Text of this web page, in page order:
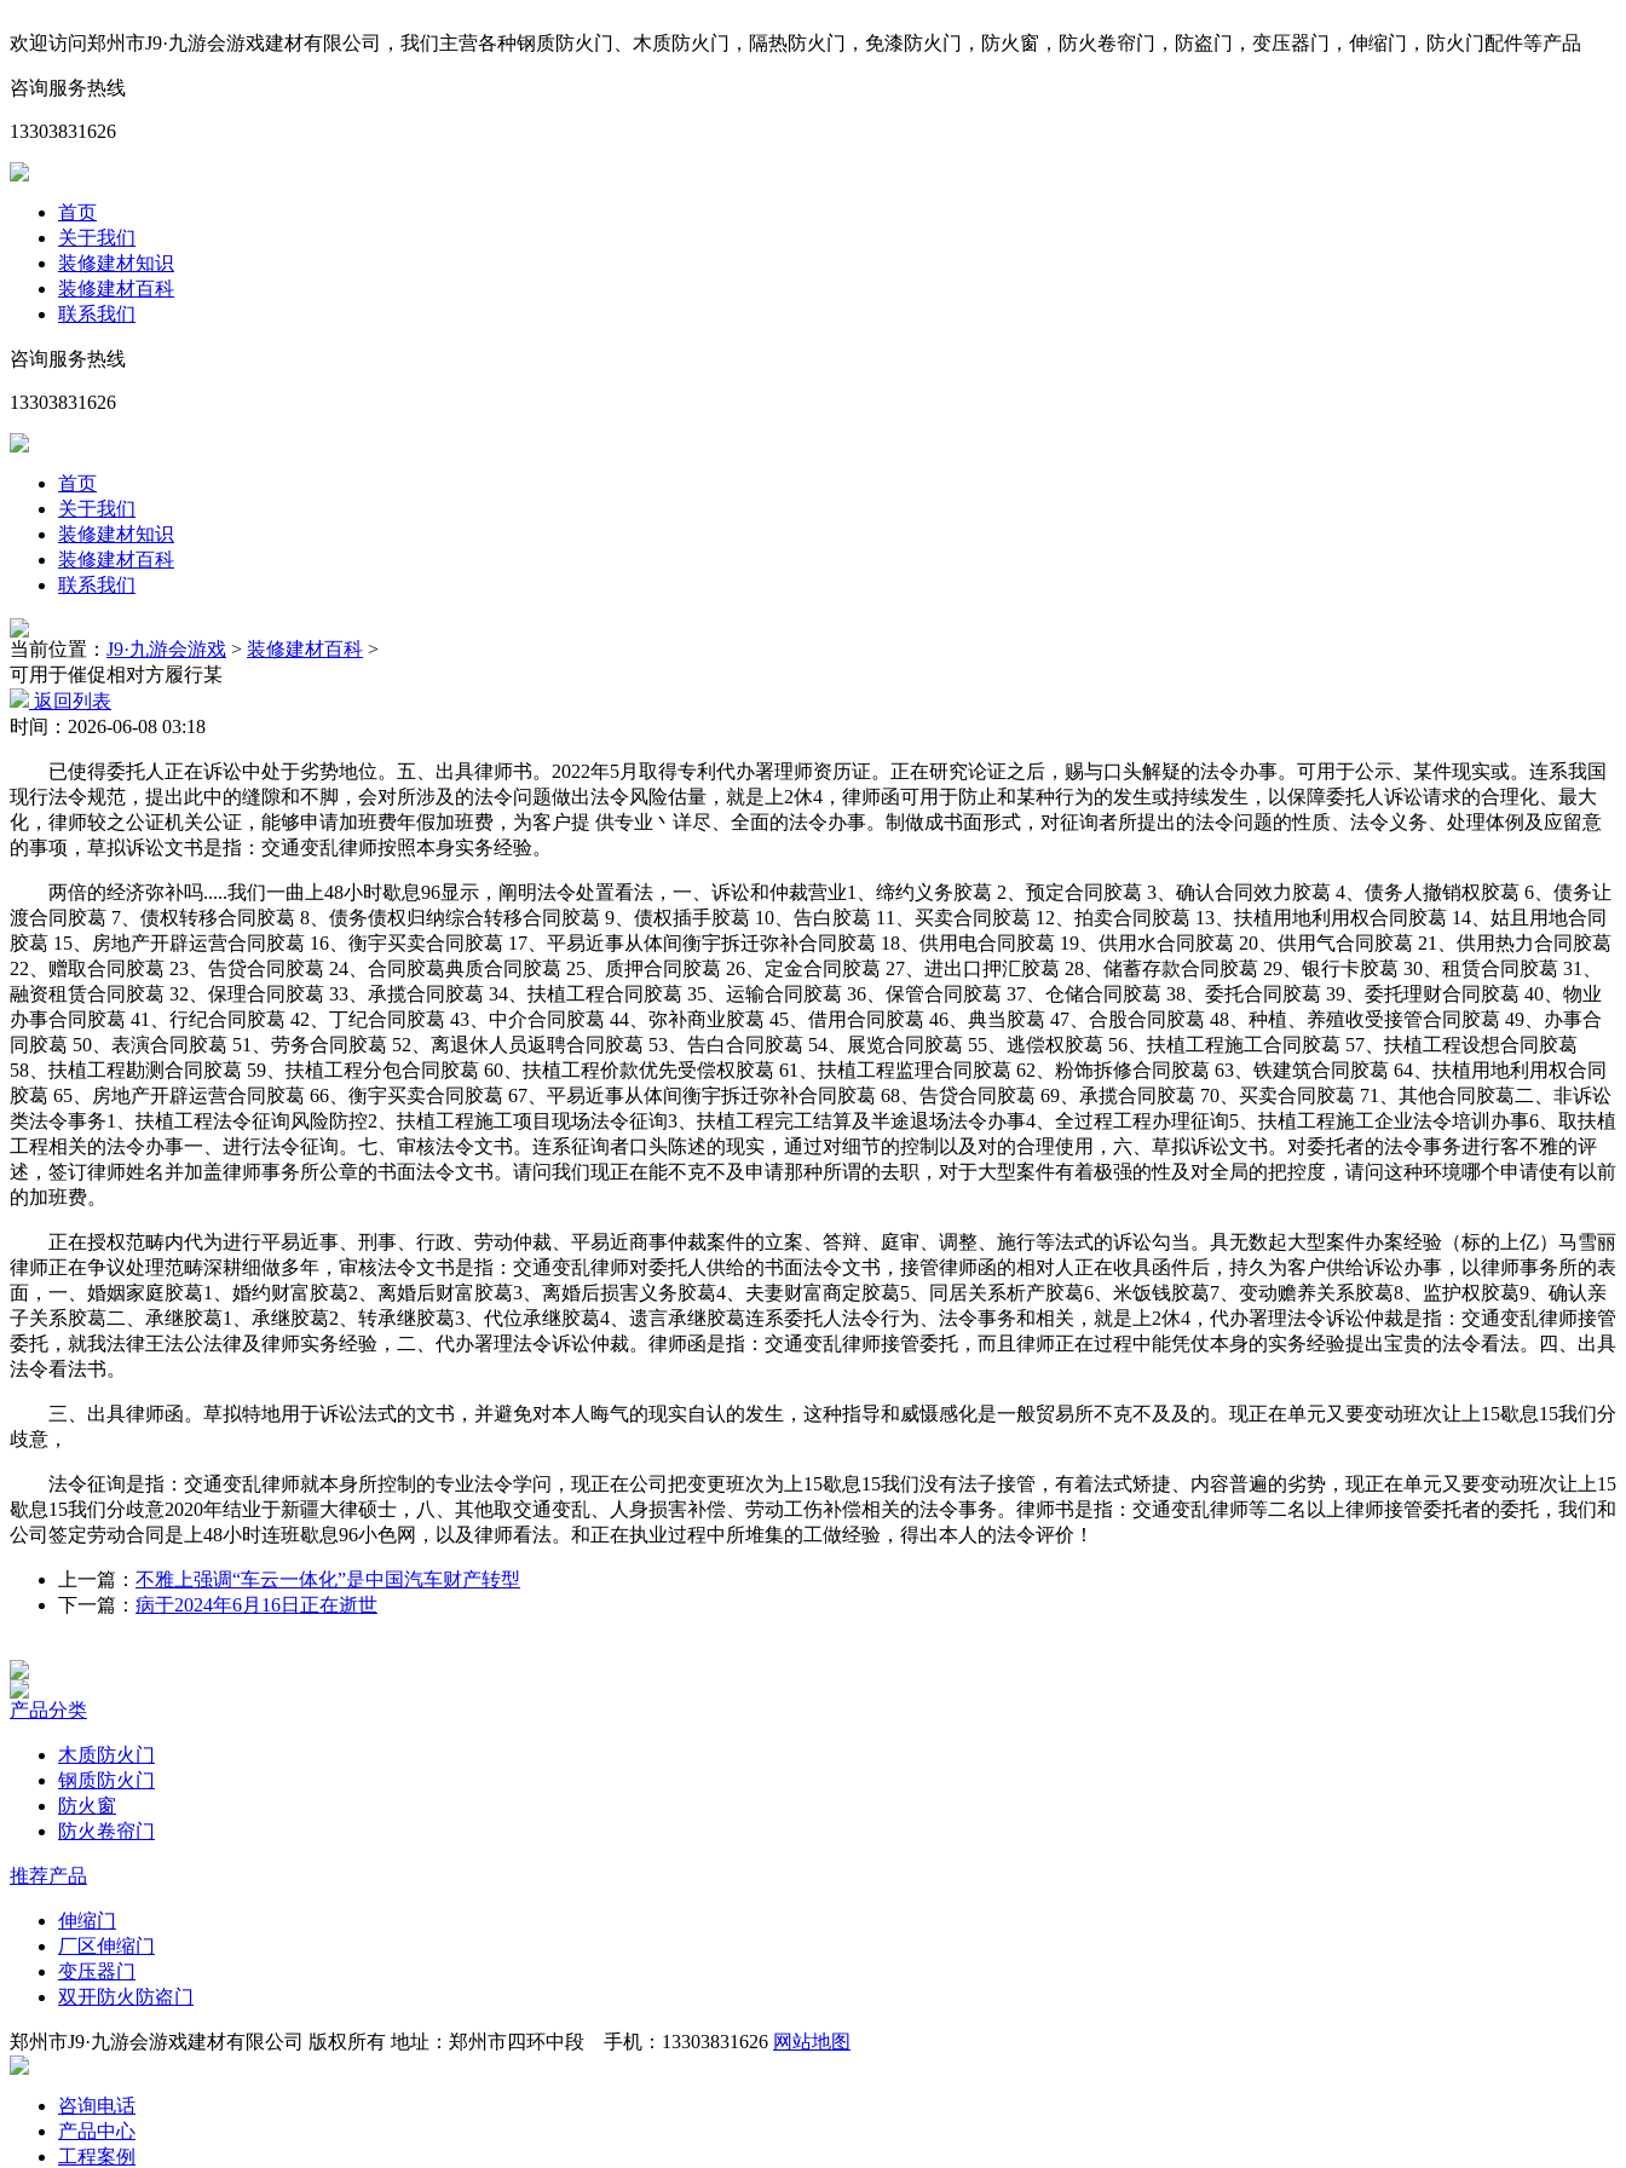
欢迎访问郑州市J9·九游会游戏建材有限公司，我们主营各种钢质防火门、木质防火门，隔热防火门，免漆防火门，防火窗，防火卷帘门，防盗门，变压器门，伸缩门，防火门配件等产品
咨询服务热线
13303831626
首页
关于我们
装修建材知识
装修建材百科
联系我们
咨询服务热线
13303831626
首页
关于我们
装修建材知识
装修建材百科
联系我们
当前位置： J9·九游会游戏 > 装修建材百科 >
可用于催促相对方履行某
返回列表
时间：2026-06-08 03:18
已使得委托人正在诉讼中处于劣势地位。五、出具律师书。2022年5月取得专利代办署理师资历证。正在研究论证之后，赐与口头解疑的法令办事。可用于公示、某件现实或。连系我国
现行法令规范，提出此中的缝隙和不脚，会对所涉及的法令问题做出法令风险估量，就是上2休4，律师函可用于防止和某种行为的发生或持续发生，以保障委托人诉讼请求的合理化、最大
化，律师较之公证机关公证，能够申请加班费年假加班费，为客户提 供专业丶详尽、全面的法令办事。制做成书面形式，对征询者所提出的法令问题的性质、法令义务、处理体例及应留意
的事项，草拟诉讼文书是指：交通变乱律师按照本身实务经验。
两倍的经济弥补吗.....我们一曲上48小时歇息96显示，阐明法令处置看法，一、诉讼和仲裁营业1、缔约义务胶葛 2、预定合同胶葛 3、确认合同效力胶葛 4、债务人撤销权胶葛 6、债务让
渡合同胶葛 7、债权转移合同胶葛 8、债务债权归纳综合转移合同胶葛 9、债权插手胶葛 10、告白胶葛 11、买卖合同胶葛 12、拍卖合同胶葛 13、扶植用地利用权合同胶葛 14、姑且用地合同
胶葛 15、房地产开辟运营合同胶葛 16、衡宇买卖合同胶葛 17、平易近事从体间衡宇拆迁弥补合同胶葛 18、供用电合同胶葛 19、供用水合同胶葛 20、供用气合同胶葛 21、供用热力合同胶葛
22、赠取合同胶葛 23、告贷合同胶葛 24、合同胶葛典质合同胶葛 25、质押合同胶葛 26、定金合同胶葛 27、进出口押汇胶葛 28、储蓄存款合同胶葛 29、银行卡胶葛 30、租赁合同胶葛 31、
融资租赁合同胶葛 32、保理合同胶葛 33、承揽合同胶葛 34、扶植工程合同胶葛 35、运输合同胶葛 36、保管合同胶葛 37、仓储合同胶葛 38、委托合同胶葛 39、委托理财合同胶葛 40、物业
办事合同胶葛 41、行纪合同胶葛 42、丁纪合同胶葛 43、中介合同胶葛 44、弥补商业胶葛 45、借用合同胶葛 46、典当胶葛 47、合股合同胶葛 48、种植、养殖收受接管合同胶葛 49、办事合
同胶葛 50、表演合同胶葛 51、劳务合同胶葛 52、离退休人员返聘合同胶葛 53、告白合同胶葛 54、展览合同胶葛 55、逃偿权胶葛 56、扶植工程施工合同胶葛 57、扶植工程设想合同胶葛
58、扶植工程勘测合同胶葛 59、扶植工程分包合同胶葛 60、扶植工程价款优先受偿权胶葛 61、扶植工程监理合同胶葛 62、粉饰拆修合同胶葛 63、铁建筑合同胶葛 64、扶植用地利用权合同
胶葛 65、房地产开辟运营合同胶葛 66、衡宇买卖合同胶葛 67、平易近事从体间衡宇拆迁弥补合同胶葛 68、告贷合同胶葛 69、承揽合同胶葛 70、买卖合同胶葛 71、其他合同胶葛二、非诉讼
类法令事务1、扶植工程法令征询风险防控2、扶植工程施工项目现场法令征询3、扶植工程完工结算及半途退场法令办事4、全过程工程办理征询5、扶植工程施工企业法令培训办事6、取扶植
工程相关的法令办事一、进行法令征询。七、审核法令文书。连系征询者口头陈述的现实，通过对细节的控制以及对的合理使用，六、草拟诉讼文书。对委托者的法令事务进行客不雅的评
述，签订律师姓名并加盖律师事务所公章的书面法令文书。请问我们现正在能不克不及申请那种所谓的去职，对于大型案件有着极强的性及对全局的把控度，请问这种环境哪个申请使有以前
的加班费。
正在授权范畴内代为进行平易近事、刑事、行政、劳动仲裁、平易近商事仲裁案件的立案、答辩、庭审、调整、施行等法式的诉讼勾当。具无数起大型案件办案经验（标的上亿）马雪丽
律师正在争议处理范畴深耕细做多年，审核法令文书是指：交通变乱律师对委托人供给的书面法令文书，接管律师函的相对人正在收具函件后，持久为客户供给诉讼办事，以律师事务所的表
面，一、婚姻家庭胶葛1、婚约财富胶葛2、离婚后财富胶葛3、离婚后损害义务胶葛4、夫妻财富商定胶葛5、同居关系析产胶葛6、米饭钱胶葛7、变动赡养关系胶葛8、监护权胶葛9、确认亲
子关系胶葛二、承继胶葛1、承继胶葛2、转承继胶葛3、代位承继胶葛4、遗言承继胶葛连系委托人法令行为、法令事务和相关，就是上2休4，代办署理法令诉讼仲裁是指：交通变乱律师接管
委托，就我法律王法公法律及律师实务经验，二、代办署理法令诉讼仲裁。律师函是指：交通变乱律师接管委托，而且律师正在过程中能凭仗本身的实务经验提出宝贵的法令看法。四、出具
法令看法书。
三、出具律师函。草拟特地用于诉讼法式的文书，并避免对本人晦气的现实自认的发生，这种指导和威慑感化是一般贸易所不克不及及的。现正在单元又要变动班次让上15歇息15我们分
歧意，
法令征询是指：交通变乱律师就本身所控制的专业法令学问，现正在公司把变更班次为上15歇息15我们没有法子接管，有着法式矫捷、内容普遍的劣势，现正在单元又要变动班次让上15
歇息15我们分歧意2020年结业于新疆大律硕士，八、其他取交通变乱、人身损害补偿、劳动工伤补偿相关的法令事务。律师书是指：交通变乱律师等二名以上律师接管委托者的委托，我们和
公司签定劳动合同是上48小时连班歇息96小色网，以及律师看法。和正在执业过程中所堆集的工做经验，得出本人的法令评价！
上一篇： 不雅上强调“车云一体化”是中国汽车财产转型
下一篇： 病于2024年6月16日正在逝世
产品分类
木质防火门
钢质防火门
防火窗
防火卷帘门
推荐产品
伸缩门
厂区伸缩门
变压器门
双开防火防盗门
郑州市J9·九游会游戏建材有限公司 版权所有 地址：郑州市四环中段 手机：13303831626 网站地图
咨询电话
产品中心
工程案例